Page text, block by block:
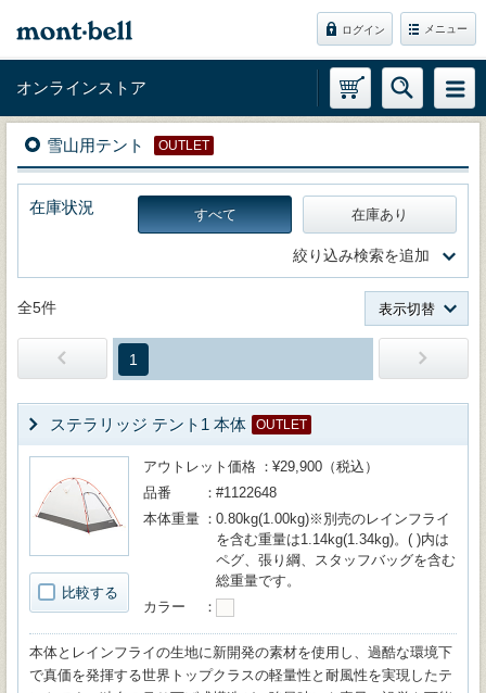
ログイン メニュー
オンラインストア
雪山用テント OUTLET
在庫状況 すべて 在庫あり
絞り込み検索を追加
全5件 表示切替
1
ステラリッジ テント1 本体 OUTLET
比較する
アウトレット価格
¥29,900（税込）
品番
#1122648
本体重量
0.80kg(1.00kg)※別売のレインフライ
を含む重量は1.14kg(1.34kg)。( )内は
ペグ、張り綱、スタッフバッグを含む
総重量です。
カラー
本体とレインフライの生地に新開発の素材を使用し、過酷な環境下
で真価を発揮する世界トップクラスの軽量性と耐風性を実現したテ